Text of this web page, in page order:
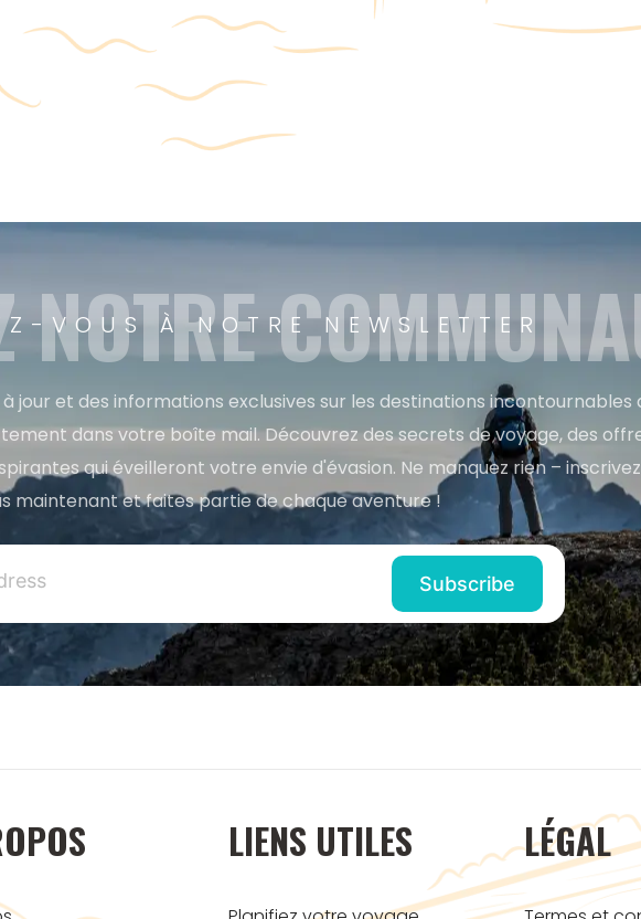
VOUS À NOTRE NEWSLETTER
NOTRE
jour et des informations exclusives sur les destinations incontournables
dans votre boîte mail. Découvrez des secrets de voyage, des
qui éveilleront votre envie d'évasion. Ne manquez rien –
maintenant et faites partie de chaque aventure !
LIENS UTILES LÉGAL